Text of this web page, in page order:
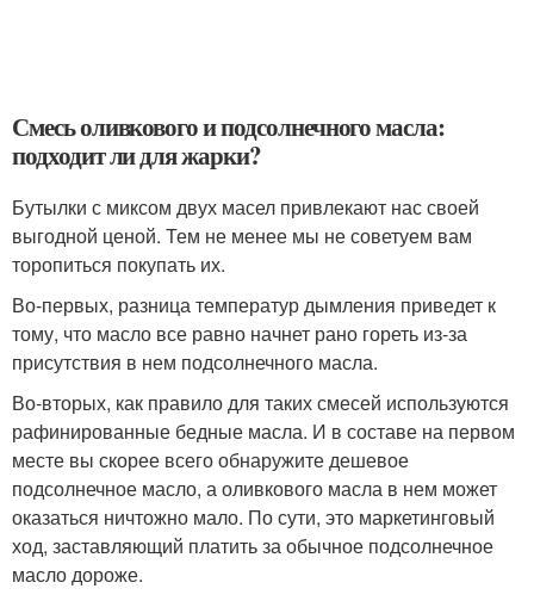
Смесь оливкового и подсолнечного масла:
подходит ли для жарки?
Бутылки с миксом двух масел привлекают нас своей
выгодной ценой. Тем не менее мы не советуем вам
торопиться покупать их.
Во-первых, разница температур дымления приведет к
тому, что масло все равно начнет рано гореть из-за
присутствия в нем подсолнечного масла.
Во-вторых, как правило для таких смесей используются
рафинированные бедные масла. И в составе на первом
месте вы скорее всего обнаружите дешевое
подсолнечное масло, а оливкового масла в нем может
оказаться ничтожно мало. По сути, это маркетинговый
ход, заставляющий платить за обычное подсолнечное
масло дороже.